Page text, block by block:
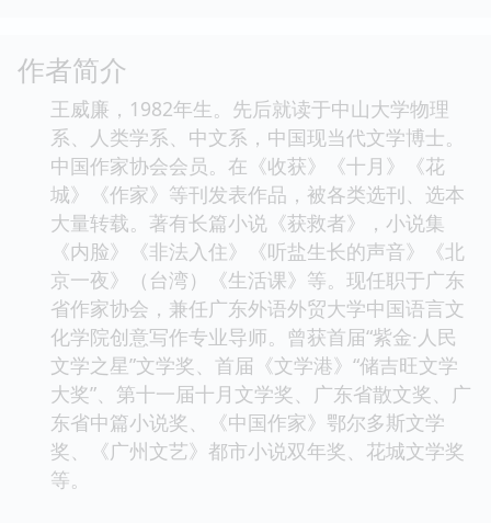
作者简介
王威廉，1982年生。先后就读于中山大学物理
系、人类学系、中文系，中国现当代文学博士。
中国作家协会会员。在《收获》《十月》《花
城》《作家》等刊发表作品，被各类选刊、选本
大量转载。著有长篇小说《获救者》，小说集
《内脸》《非法入住》《听盐生长的声音》《北
京一夜》（台湾）《生活课》等。现任职于广东
省作家协会，兼任广东外语外贸大学中国语言文
化学院创意写作专业导师。曾获首届“紫金·人民
文学之星”文学奖、首届《文学港》“储吉旺文学
大奖”、第十一届十月文学奖、广东省散文奖、广
东省中篇小说奖、《中国作家》鄂尔多斯文学
奖、《广州文艺》都市小说双年奖、花城文学奖
等。